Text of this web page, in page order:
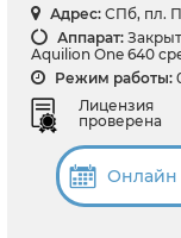
Адрес: СПб, пл.
Аппарат:
Aquilion One 640
Режим работы:
Лицензия
проверена
Онлайн